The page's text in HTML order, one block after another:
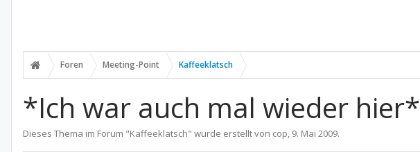
Foren Meeting-Point Kaffeeklatsch
*Ich war auch mal wieder hier*
Dieses Thema im Forum "Kaffeeklatsch" wurde erstellt von cop, 9. Mai 2009.